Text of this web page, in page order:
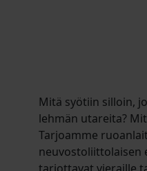
Mitä syötiin silloin,
lehmän utareita?
Tarjoamme
neuvostoliittolaisen